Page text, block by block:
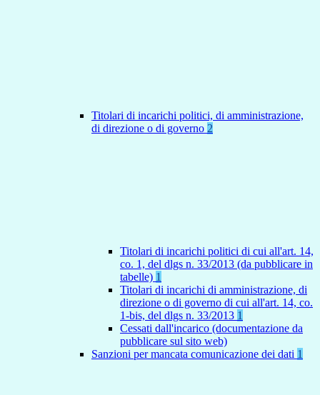
Titolari di incarichi politici, di amministrazione,
di direzione o di governo 2
Titolari di incarichi politici di cui all'art. 14,
co. 1, del dlgs n. 33/2013 (da pubblicare in
tabelle) 1
Titolari di incarichi di amministrazione, di
direzione o di governo di cui all'art. 14, co.
1-bis, del dlgs n. 33/2013 1
Cessati dall'incarico (documentazione da
pubblicare sul sito web)
Sanzioni per mancata comunicazione dei dati 1